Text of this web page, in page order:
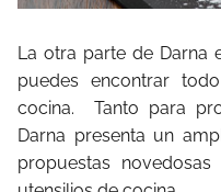
La otra parte de Darna
puedes encontrar
cocina. Tanto para
Darna presenta un
propuestas